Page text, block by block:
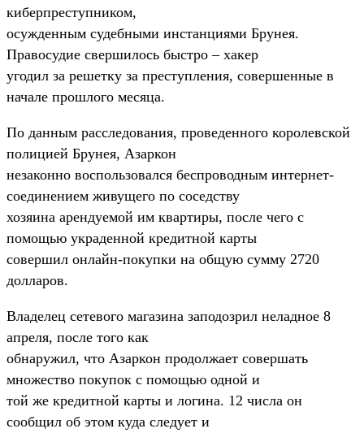
киберпреступником,
осужденным судебными инстанциями Брунея.
Правосудие свершилось быстро – хакер
угодил за решетку за преступления, совершенные в
начале прошлого месяца.
По данным расследования, проведенного королевской
полицией Брунея, Азаркон
незаконно воспользовался беспроводным интернет-
соединением живущего по соседству
хозяина арендуемой им квартиры, после чего с
помощью украденной кредитной карты
совершил онлайн-покупки на общую сумму 2720
долларов.
Владелец сетевого магазина заподозрил неладное 8
апреля, после того как
обнаружил, что Азаркон продолжает совершать
множество покупок с помощью одной и
той же кредитной карты и логина. 12 числа он
сообщил об этом куда следует и